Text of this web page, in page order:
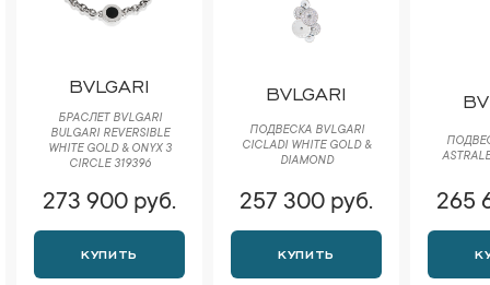
BVLGARI
БРАСЛЕТ BVLGARI
BULGARI REVERSIBLE
WHITE GOLD & ONYX 3
CIRCLE 319396
273 900 руб.
КУПИТЬ
BVLGARI
ПОДВЕСКА BVLGARI
CICLADI WHITE GOLD &
DIAMOND
257 300 руб.
КУПИТЬ
265